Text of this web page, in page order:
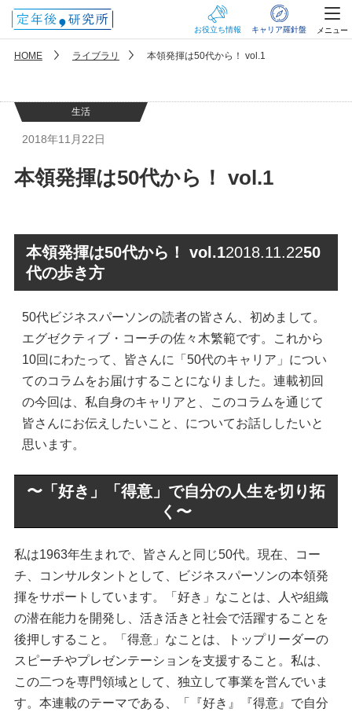
お役立ち情報 キャリア羅針盤 メニュー
HOME ライブラリ 本領発揮は50代から！ vol.1
生活
2018年11月22日
本領発揮は50代から！ vol.1
本領発揮は50代から！ vol.12018.11.2250
代の歩き方
50代ビジネスパーソンの読者の皆さん、初めまして。
エグゼクティブ・コーチの佐々木繁範です。これから
10回にわたって、皆さんに「50代のキャリア」につい
てのコラムをお届けすることになりました。連載初回
の今回は、私自身のキャリアと、このコラムを通じて
皆さんにお伝えしたいこと、についてお話ししたいと
思います。
〜「好き」「得意」で自分の人生を切り拓
く〜
私は1963年生まれで、皆さんと同じ50代。現在、コー
チ、コンサルタントとして、ビジネスパーソンの本領発
揮をサポートしています。「好き」なことは、人や組織
の潜在能力を開発し、活き活きと社会で活躍することを
後押しすること。「得意」なことは、トップリーダーの
スピーチやプレゼンテーションを支援すること。私は、
この二つを専門領域として、独立して事業を営んでいま
す。本連載のテーマである、「『好き』『得意』で自分